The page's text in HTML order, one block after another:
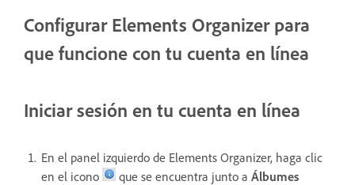
Configurar Elements Organizer para
que funcione con tu cuenta en línea
Iniciar sesión en tu cuenta en línea
En el panel izquierdo de Elements Organizer, haga clic
en el icono
que se encuentra junto a Álbumes